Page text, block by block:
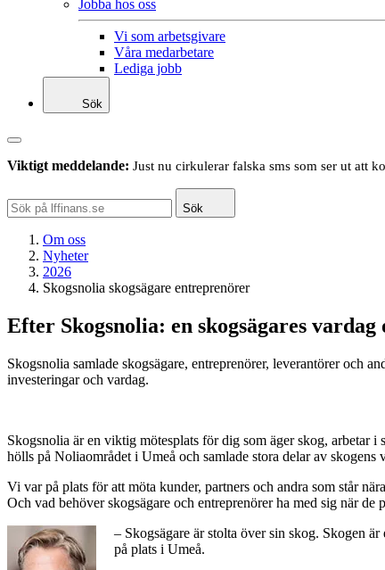
Jobba hos oss
Vi som arbetsgivare
Våra medarbetare
Lediga jobb
Sök
Viktigt meddelande: Just nu cirkulerar falska sms som ser ut att
Sök
Om oss
Nyheter
2026
Skogsnolia skogsägare entreprenörer
Efter Skogsnolia: en skogsägares
Skogsnolia samlade skogsägare, entreprenörer, leverantörer och
investeringar och vardag.
Skogsnolia är en viktig mötesplats för dig som äger skog, arbetar
hölls på Noliaområdet i Umeå och samlade stora delar av skogens
Vi var på plats för att möta kunder, partners och andra som står
Och vad behöver skogsägare och entreprenörer ha med sig när de
– Skogsägare är stolta över sin skog. Skogen
på plats i Umeå.